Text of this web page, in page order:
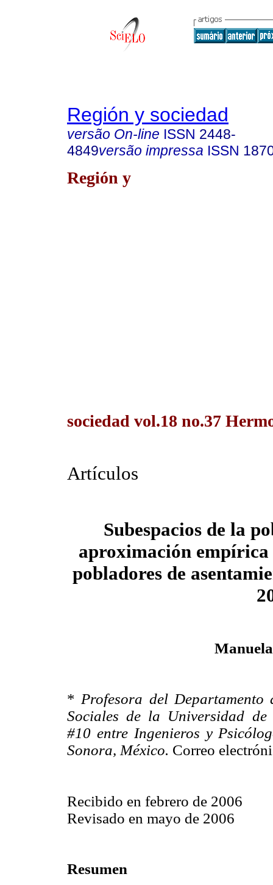
Región y sociedad
versão On-line ISSN 2448-
4849versão impressa ISSN
Región y
sociedad vol.18 no.37
Artículos
Subespacios de la
aproximación
pobladores de
* Profesora del
Sociales de la Universidad de
#10 entre Ingenieros y
Sonora, México. Correo
Recibido en febrero de 2006
Revisado en mayo de 2006
Resumen